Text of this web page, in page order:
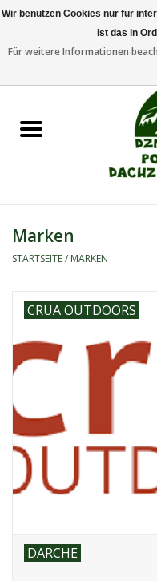
Dachzeltanhänger
Camping/Outdoor
Ersatzteile
Marken
Dachzelt Mieten
Marken
STARTSEITE/ MARKEN
CRUA OUTDOORS
DARCHE
Wir benutzen Cookies nur für
Ist das in
Für weitere Informationen